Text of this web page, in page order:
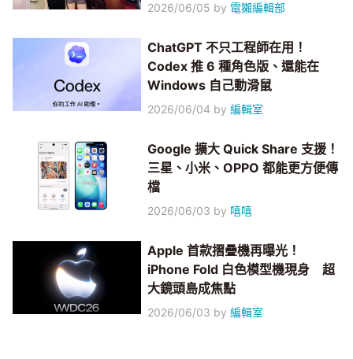
2026/06/05 by 電獺編輯部
ChatGPT 不只工程師在用！
Codex 推 6 種角色版、還能在
Windows 自己動滑鼠
2026/06/04 by編輯室
Google 擴大 Quick Share 支援！
三星、小米、OPPO 都能更方便傳
檔
2026/06/03 by 嘻嘻
Apple 首款摺疊機再曝光！
iPhone Fold 白色模型機現身 超
大鏡頭島成焦點
2026/06/03 by編輯室